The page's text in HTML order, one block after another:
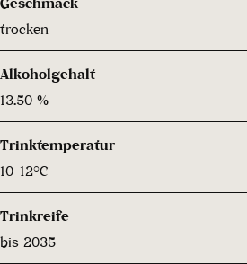
trocken
Alkoholgehalt
13.50 %
Trinktemperatur
10-12°C
Trinkreife
bis 2035